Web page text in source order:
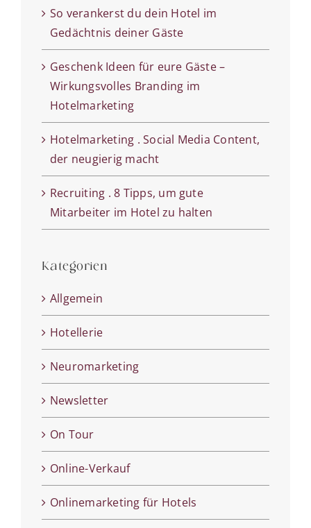
So verankerst du dein Hotel im
Gedächtnis deiner Gäste
Geschenk Ideen für eure Gäste –
Wirkungsvolles Branding im
Hotelmarketing
Hotelmarketing . Social Media Content,
der neugierig macht
Recruiting . 8 Tipps, um gute
Mitarbeiter im Hotel zu halten
Kategorien
Allgemein
Hotellerie
Neuromarketing
Newsletter
On Tour
Online-Verkauf
Onlinemarketing für Hotels